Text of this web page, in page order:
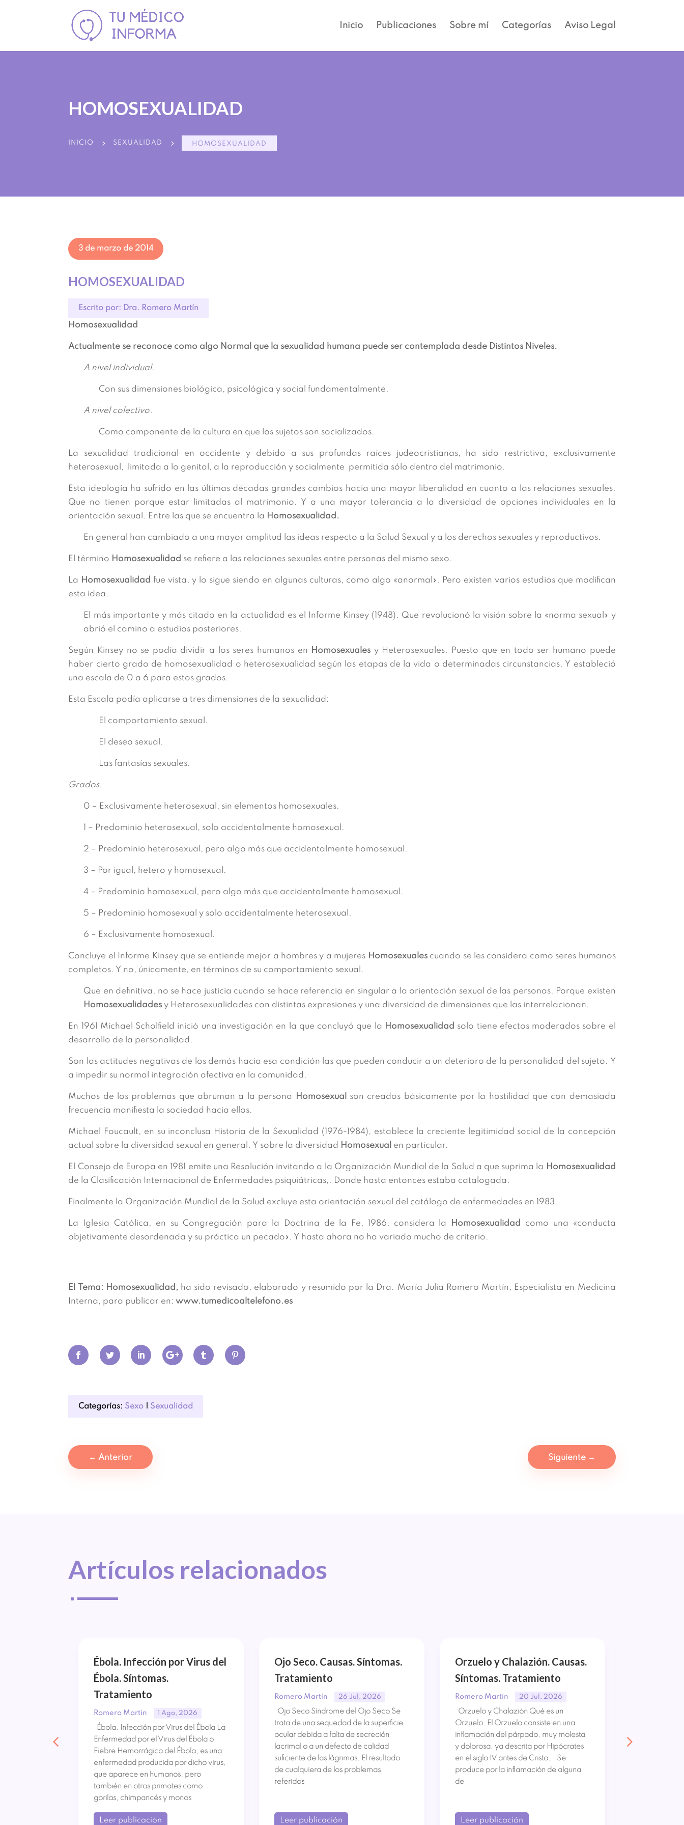
Inicio Publicaciones Sobre mí Categorías Aviso Legal
HOMOSEXUALIDAD
INICIO 5 SEXUALIDAD 5 HOMOSEXUALIDAD
3 de marzo de 2014
HOMOSEXUALIDAD
Escrito por: Dra. Romero Martín
Homosexualidad
Actualmente se reconoce como algo Normal que la sexualidad humana puede ser contemplada desde Distintos Niveles.
A nivel individual.
Con sus dimensiones biológica, psicológica y social fundamentalmente.
A nivel colectivo.
Como componente de la cultura en que los sujetos son socializados.
La sexualidad tradicional en occidente y debido a sus profundas raíces judeocristianas, ha sido restrictiva, exclusivamente
heterosexual, limitada a lo genital, a la reproducción y socialmente permitida sólo dentro del matrimonio.
Esta ideología ha sufrido en las últimas décadas grandes cambios hacia una mayor liberalidad en cuanto a las relaciones sexuales.
Que no tienen porque estar limitadas al matrimonio. Y a una mayor tolerancia a la diversidad de opciones individuales en la
orientación sexual. Entre las que se encuentra la Homosexualidad.
En general han cambiado a una mayor amplitud las ideas respecto a la Salud Sexual y a los derechos sexuales y reproductivos.
El término Homosexualidad se refiere a las relaciones sexuales entre personas del mismo sexo.
La Homosexualidad fue vista, y lo sigue siendo en algunas culturas, como algo «anormal». Pero existen varios estudios que modifican
esta idea.
El más importante y más citado en la actualidad es el Informe Kinsey (1948). Que revolucionó la visión sobre la «norma sexual» y
abrió el camino a estudios posteriores.
Según Kinsey no se podía dividir a los seres humanos en Homosexuales y Heterosexuales. Puesto que en todo ser humano puede
haber cierto grado de homosexualidad o heterosexualidad según las etapas de la vida o determinadas circunstancias. Y estableció
una escala de 0 a 6 para estos grados.
Esta Escala podía aplicarse a tres dimensiones de la sexualidad:
El comportamiento sexual.
El deseo sexual.
Las fantasías sexuales.
Grados.
0 – Exclusivamente heterosexual, sin elementos homosexuales.
1 – Predominio heterosexual, solo accidentalmente homosexual.
2 – Predominio heterosexual, pero algo más que accidentalmente homosexual.
3 – Por igual, hetero y homosexual.
4 – Predominio homosexual, pero algo más que accidentalmente homosexual.
5 – Predominio homosexual y solo accidentalmente heterosexual.
6 – Exclusivamente homosexual.
Concluye el Informe Kinsey que se entiende mejor a hombres y a mujeres Homosexualescuando se les considera como seres humanos
completos. Y no, únicamente, en términos de su comportamiento sexual.
Que en definitiva, no se hace justicia cuando se hace referencia en singular a la orientación sexual de las personas. Porque existen
Homosexualidades y Heterosexualidades con distintas expresiones y una diversidad de dimensiones que las interrelacionan.
En 1961 Michael Scholfield inició una investigación en la que concluyó que la Homosexualidad solo tiene efectos moderados sobre el
desarrollo de la personalidad.
Son las actitudes negativas de los demás hacia esa condición las que pueden conducir a un deterioro de la personalidad del sujeto. Y
a impedir su normal integración afectiva en la comunidad.
Muchos de los problemas que abruman a la persona Homosexual
son creados básicamente por la hostilidad que con demasiada
frecuencia manifiesta la sociedad hacia ellos.
Michael Foucault, en su inconclusa Historia de la Sexualidad (1976-1984), establece la creciente legitimidad social de la concepción
actual sobre la diversidad sexual en general. Y sobre la diversidad Homosexual en particular.
El Consejo de Europa en 1981 emite una Resolución invitando a la Organización Mundial de la Salud a que suprima la Homosexualidad
de la Clasificación Internacional de Enfermedades psiquiátricas,. Donde hasta entonces estaba catalogada.
Finalmente la Organización Mundial de la Salud excluye esta orientación sexual del catálogo de enfermedades en 1983.
La Iglesia Católica, en su Congregación para la Doctrina de la Fe, 1986, considera la Homosexualidad
como una «conducta
objetivamente desordenada y su práctica un pecado». Y hasta ahora no ha variado mucho de criterio.
El Tema: Homosexualidad, ha sido revisado, elaborado y resumido por la Dra. María Julia Romero Martín, Especialista en Medicina
Interna, para publicar en:www.tumedicoaltelefono.es
Categorías: Sexo Sexualidad
← Anterior Siguiente→
Artículos relacionados
^
Ébola. Infección por Virus del
Ébola. Síntomas.
Tratamiento
Romero Martín 1 Ago, 2026
Ébola. Infección por Virus del Ébola La
Enfermedad por el Virus del Ébola o
Fiebre Hemorrágica del Ébola, es una
enfermedad producida por dicho virus,
que aparece en humanos, pero
también en otros primates como
gorilas, chimpancés y monos
Leer publicación
Ojo Seco. Causas. Síntomas.
Tratamiento
Romero Martín 26 Jul, 2026
Ojo Seco Síndrome del Ojo Seco Se
trata de una sequedad de la superficie
ocular debida a falta de secreción
lacrimal o a un defecto de calidad
suficiente de las lágrimas. El resultado
de cualquiera de los problemas
referidos
Leer publicación
Orzuelo y Chalazión. Causas.
Síntomas. Tratamiento
Romero Martín 20 Jul, 2026
Orzuelo y Chalazión Qué es un
Orzuelo. El Orzuelo consiste en una
inflamación del párpado, muy molesta
y dolorosa, ya descrita por Hipócrates
en el siglo IV antes de Cristo. Se
produce por la inflamación de alguna
de
Leer publicación